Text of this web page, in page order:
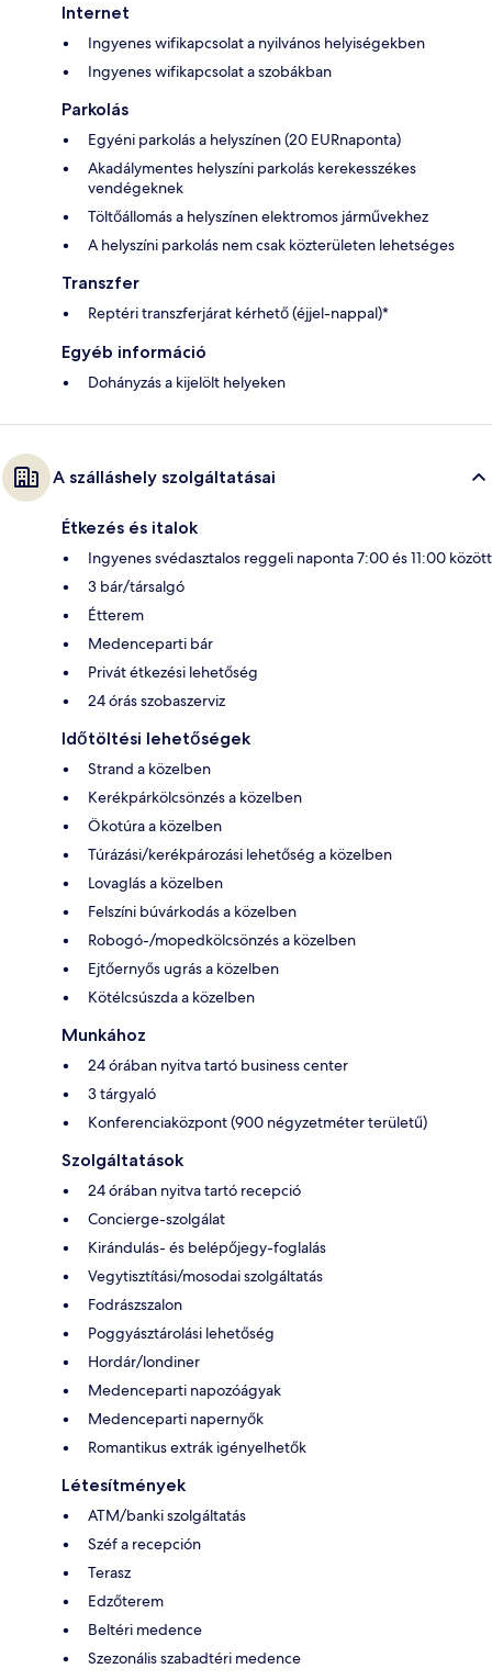
Internet
Ingyenes wifikapcsolat a nyilvános helyiségekben
Ingyenes wifikapcsolat a szobákban
Parkolás
Egyéni parkolás a helyszínen (20 EURnaponta)
Akadálymentes helyszíni parkolás kerekesszékes
vendégeknek
Töltőállomás a helyszínen elektromos járművekhez
A helyszíni parkolás nem csak közterületen lehetséges
Transzfer
Reptéri transzferjárat kérhető (éjjel-nappal)*
Egyéb információ
Dohányzás a kijelölt helyeken
A szálláshely szolgáltatásai
Étkezés és italok
Ingyenes svédasztalos reggeli naponta 7:00 és 11:00 között
3 bár/társalgó
Étterem
Medenceparti bár
Privát étkezési lehetőség
24 órás szobaszerviz
Időtöltési lehetőségek
Strand a közelben
Kerékpárkölcsönzés a közelben
Ökotúra a közelben
Túrázási/kerékpározási lehetőség a közelben
Lovaglás a közelben
Felszíni búvárkodás a közelben
Robogó-/mopedkölcsönzés a közelben
Ejtőernyős ugrás a közelben
Kötélcsúszda a közelben
Munkához
24 órában nyitva tartó business center
3 tárgyaló
Konferenciaközpont (900 négyzetméter területű)
Szolgáltatások
24 órában nyitva tartó recepció
Concierge-szolgálat
Kirándulás- és belépőjegy-foglalás
Vegytisztítási/mosodai szolgáltatás
Fodrászszalon
Poggyásztárolási lehetőség
Hordár/londiner
Medenceparti napozóágyak
Medenceparti napernyők
Romantikus extrák igényelhetők
Létesítmények
ATM/banki szolgáltatás
Széf a recepción
Terasz
Edzőterem
Beltéri medence
Szezonális szabadtéri medence